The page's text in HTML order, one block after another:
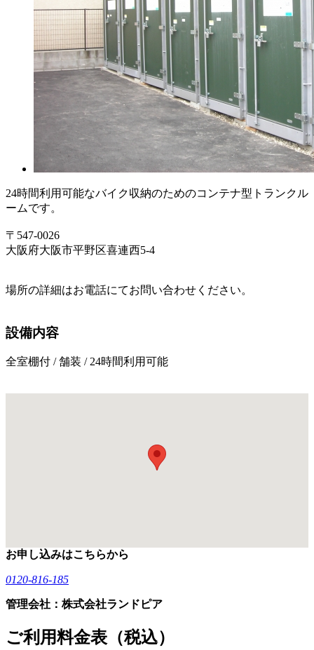
24時間利用可能なバイク収納のためのコンテナ型トランクル
ームです。
〒547-0026
大阪府大阪市平野区喜連西5-4
場所の詳細はお電話にてお問い合わせください。
設備内容
全室棚付 / 舗装 / 24時間利用可能
お申し込みはこちらから
0120-816-185
管理会社：株式会社ランドピア
ご利用料金表（税込）